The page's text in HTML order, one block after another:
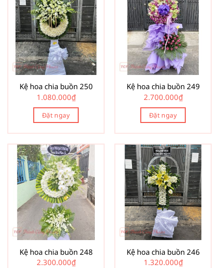
Kệ hoa chia buồn 250
1.080.000₫
Đặt ngay
Kệ hoa chia buồn 249
2.700.000₫
Đặt ngay
Kệ hoa chia buồn 248
2.300.000₫
Kệ hoa chia buồn 246
1.320.000₫